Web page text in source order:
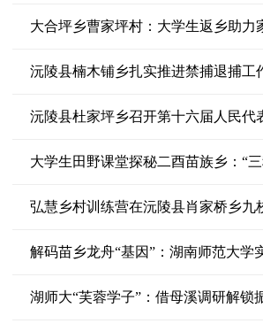
大合坪乡曹家坪村：大学生返乡助力
沅陵县楠木铺乡扎实推进禁捕退捕工
沅陵县杜家坪乡召开第十六届人民代
大学生田野课堂探秘二酉苗族乡：“
弘慧乡村训练营在沅陵县肖家桥乡九
解码苗乡龙舟“基因”：湖南师范大
湖师大“芙蓉学子”：借母溪调研解锁